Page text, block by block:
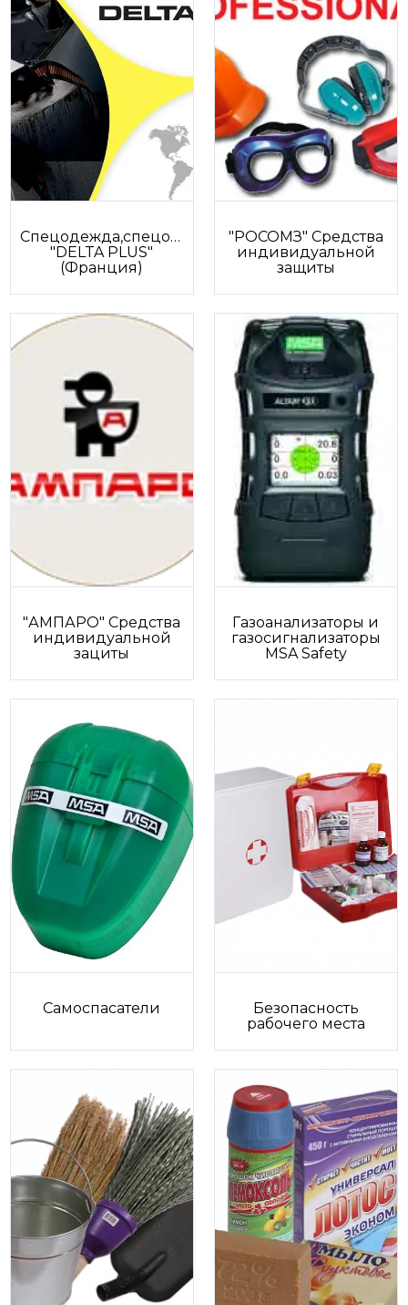
Спецодежда,спецобувь,СИЗ
"DELTA PLUS"
(Франция)
"РОСОМЗ" Средства
индивидуальной
защиты
"АМПАРО" Средства
индивидуальной
зациты
Газоанализаторы и
газосигнализаторы
MSA Safety
Самоспасатели
Безопасность
рабочего места